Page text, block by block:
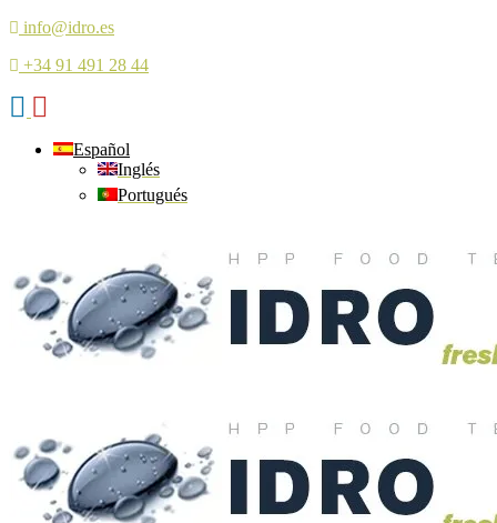
info@idro.es
+34 91 491 28 44
Español
Inglés
Portugués